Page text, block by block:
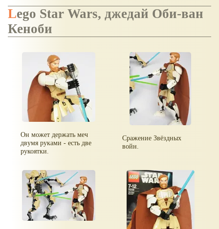
Lego Star Wars, джедай Оби-ван
Кеноби
Он может держать меч
двумя руками - есть две
рукоятки.
Сражение Звёздных
войн.